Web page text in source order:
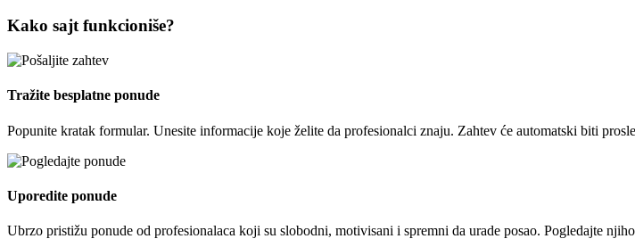
Kako sajt funkcioniše?
Tražite besplatne ponude
Popunite kratak formular. Unesite informacije koje želite da profesionalci znaju. Zahtev će automatski biti
Uporedite ponude
Ubrzo pristižu ponude od profesionalaca koji su slobodni, motivisani i spremni da urade posao. Pogledajte